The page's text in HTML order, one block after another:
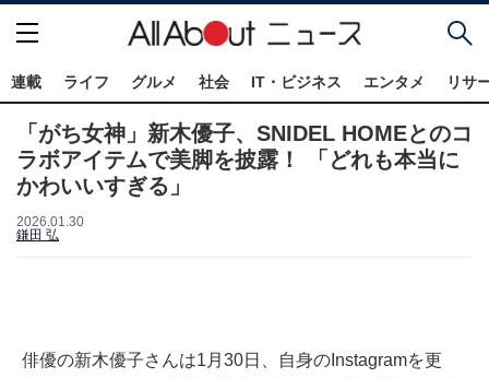
連載 ライフ グルメ 社会 IT・ビジネス エンタメ リサ
「がち女神」新木優子、SNIDEL HOMEとのコ
ラボアイテムで美脚を披露！ 「どれも本当に
かわいいすぎる」
2026.01.30
鎌田 弘
俳優の新木優子さんは1月30日、自身のInstagramを更